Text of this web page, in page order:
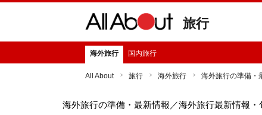
旅行
海外旅行 国内旅行
All About 旅行 海外旅行 海外旅行の準備・
海外旅行の準備・最新情報 ／海外旅行最新情報・